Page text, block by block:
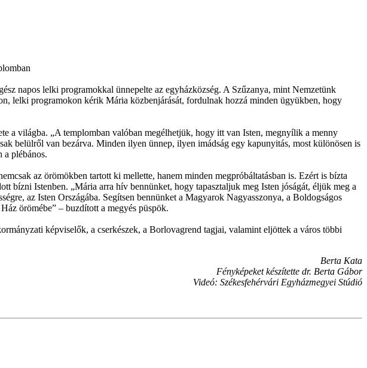
napos lelki programokkal ünnepelte az egyházközség. A Szűzanya, mint Nemzetünk
lelki programokon kérik Mária közbenjárását, fordulnak hozzá minden ügyükben, hogy
a világba. „A templomban valóban megélhetjük, hogy itt van Isten, megnyílik a menny
belülről van bezárva. Minden ilyen ünnep, ilyen imádság egy kapunyitás, most különösen is
a plébános.
az örömökben tartott ki mellette, hanem minden megpróbáltatásban is. Ezért is bízta
bízni Istenben. „Mária arra hív bennünket, hogy tapasztaljuk meg Isten jóságát, éljük meg a
az Isten Országába. Segítsen bennünket a Magyarok Nagyasszonya, a Boldogságos
örömébe” – buzdított a megyés püspök.
képviselők, a cserkészek, a Borlovagrend tagjai, valamint eljöttek a város többi
Berta Kata
Fényképeket készítette dr. Berta Gábor
Videó: Székesfehérvári Egyházmegyei Stúdió